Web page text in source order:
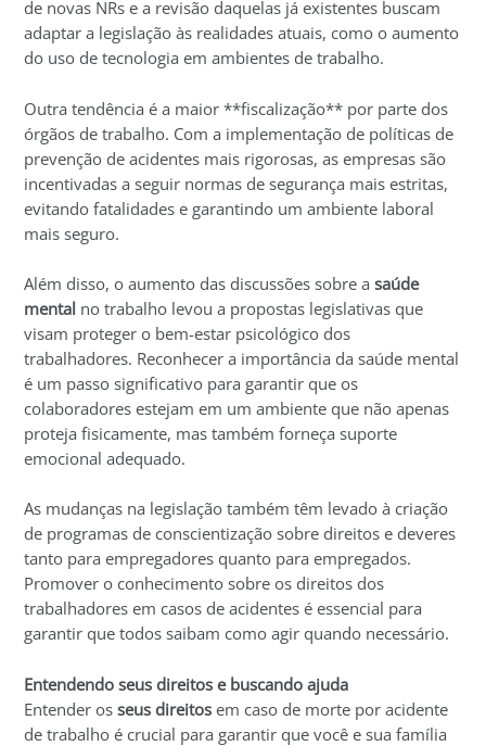
de novas NRs e a revisão daquelas já existentes buscam
adaptar a legislação às realidades atuais, como o aumento
do uso de tecnologia em ambientes de trabalho.
Outra tendência é a maior **fiscalização** por parte dos
órgãos de trabalho. Com a implementação de políticas de
prevenção de acidentes mais rigorosas, as empresas são
incentivadas a seguir normas de segurança mais estritas,
evitando fatalidades e garantindo um ambiente laboral
mais seguro.
Além disso, o aumento das discussões sobre asaúde
mental no trabalho levou a propostas legislativas que
visam proteger o bem-estar psicológico dos
trabalhadores. Reconhecer a importância da saúde mental
é um passo significativo para garantir que os
colaboradores estejam em um ambiente que não apenas
proteja fisicamente, mas também forneça suporte
emocional adequado.
As mudanças na legislação também têm levado à criação
de programas de conscientização sobre direitos e deveres
tanto para empregadores quanto para empregados.
Promover o conhecimento sobre os direitos dos
trabalhadores em casos de acidentes é essencial para
garantir que todos saibam como agir quando necessário.
Entendendo seus direitos e buscando ajuda
Entender osseus direitos em caso de morte por acidente
de trabalho é crucial para garantir que você e sua família